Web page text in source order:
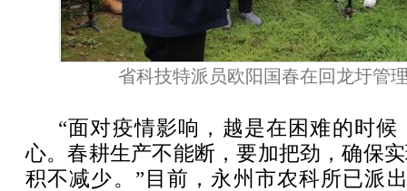
省科技特派员欧阳国春在回龙圩管
“面对疫情影响，越是在困难的时
心。春耕生产不能断，要加把劲，确保
积不减少。”目前，永州市农科所已派